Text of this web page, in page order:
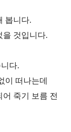
봅니다.
을 것입니다.
다.
이 떠나는데
죽기 보름 전